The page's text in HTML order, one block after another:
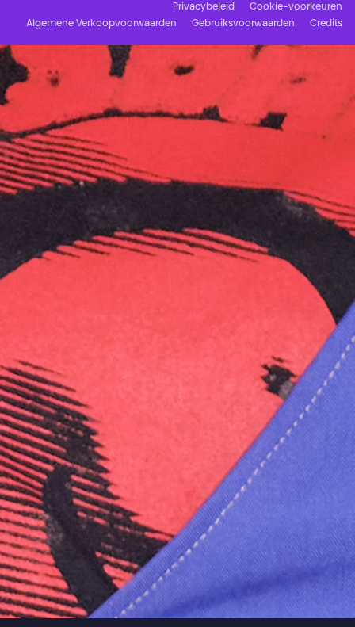
Privacybeleid
Cookie-voorkeuren
Algemene Verkoopvoorwaarden
Gebruiksvoorwaarden Credits